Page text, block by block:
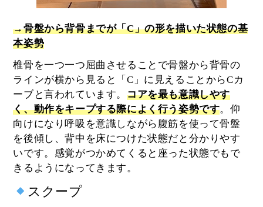
→骨盤から背骨までが「C」の形を描いた状態の基
本姿勢
椎骨を一つ一つ屈曲させることで骨盤から背骨の
ラインが横から見ると「C」に見えることからCカ
ーブと言われています。 コアを最も意識しやす
く、動作をキープする際によく行う姿勢です。仰
向けになり呼吸を意識しながら腹筋を使って骨盤
を後傾し、背中を床につけた状態だと分かりやす
いです。感覚がつかめてくると座った状態でもで
きるようになってきます。
スクープ